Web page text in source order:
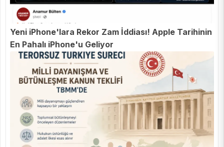
Yeni iPhone'lara Rekor Zam İddiası! Apple Tarihinin
En Pahalı iPhone'u Geliyor